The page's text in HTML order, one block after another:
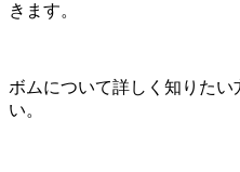
きます。
ボムについて詳しく知りた
い。